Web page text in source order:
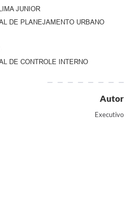
JUNIOR
DE PLANEJAMENTO URBANO
DE CONTROLE INTERNO
Autor
Executivo